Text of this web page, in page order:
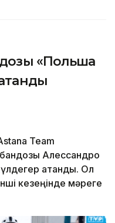
«Польша
Team
Алессандро
атанды. Ол
кезеңінде мәреге